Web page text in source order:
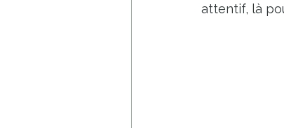
attentif, là